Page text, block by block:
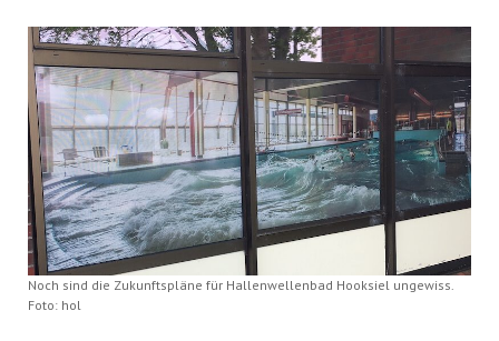
Noch sind die Zukunftspläne für Hallenwellenbad Hooksiel ungewiss.
Foto: hol